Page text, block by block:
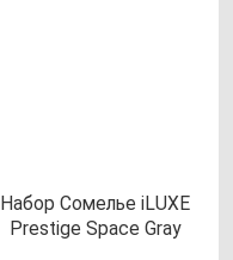
Набор Сомелье iLUXE
Pres­ti­ge Spa­ce Gray